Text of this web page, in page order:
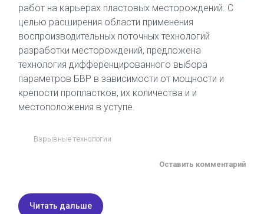
работ на карьерах пластовых месторождений. С
целью расширения области применения
воспроизводительных поточных технологий
разработки месторождений, предложена
технология дифференцированного выбора
параметров БВР в зависимости от мощности и
крепости пропластков, их количества и и
местоположения в уступе.
Взрывные технологии
Оставить комментарий
Читать дальше